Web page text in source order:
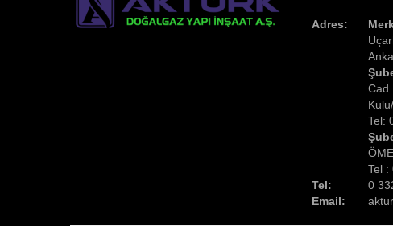
Adres:
Tel:
Tel :
Tel:
0
Email: